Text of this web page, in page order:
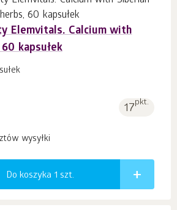
Elemvitals. Calcium with
kapsułek
17pkt.
wysyłki
Do koszyka 1 szt.